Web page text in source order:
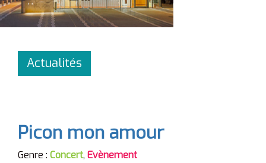
Actualités
Picon mon amour
Genre : Concert, Evènement